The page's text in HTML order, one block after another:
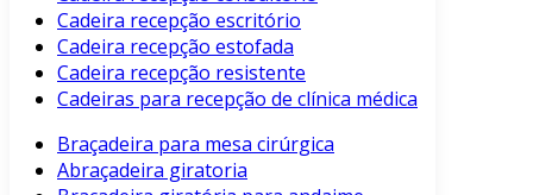
Cadeira recepção escritório
Cadeira recepção estofada
Cadeira recepção resistente
Cadeiras para recepção de clínica médica
Braçadeira para mesa cirúrgica
Abraçadeira giratoria